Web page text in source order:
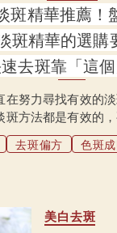
斑精華推薦！
斑精華的選購
去斑靠「這個
在努力尋找有效的
斑方法都是有效的
認，色斑問題並不
本文將對淡斑展開
去斑偏方 色斑
美白去斑